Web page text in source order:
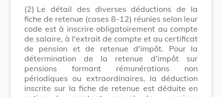
(2) Le détail des diverses déductions de la
fiche de retenue (cases 8-12) réunies selon leur
code est à inscrire obligatoirement au compte
de salaire, à l'extrait de compte et au certificat
de pension et de retenue d'impôt. Pour la
détermination de la retenue d'impôt sur
pensions formant rémunérations non
périodiques ou extraordinaires, la déduction
inscrite sur la fiche de retenue est déduite en